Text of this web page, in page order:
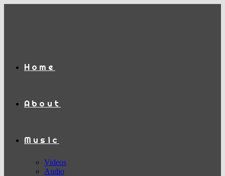
Home
About
Music
Videos
Audio